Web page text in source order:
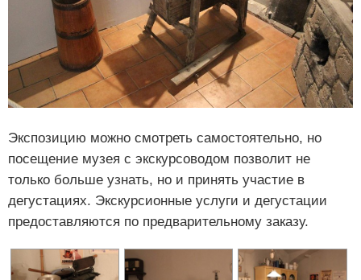
Экспозицию можно смотреть самостоятельно, но
посещение музея с экскурсоводом позволит не
только больше узнать, но и принять участие в
дегустациях. Экскурсионные услуги и дегустации
предоставляются по предварительному заказу.